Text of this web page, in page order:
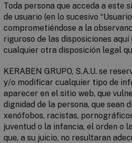
Toda persona que acceda a este
de usuario (en lo sucesivo
comprometiéndose a la
riguroso de las disposiciones aquí
cualquier otra disposición legal
KERABEN GRUPO, S.A.U. se
y/o modificar cualquier tipo de
aparecer en el sitio web, que
dignidad de la persona, que sean
xenófobos, racistas,
juventud o la infancia, el orden o
que, a su juicio, no resultaran